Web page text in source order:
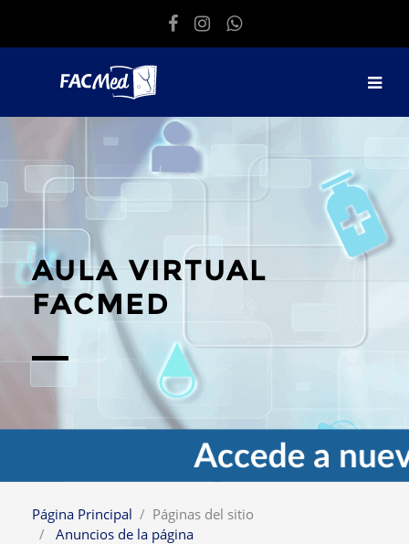
AULA VIRTUAL
FACMED
Página Principal
Páginas del sitio
Anuncios de la página